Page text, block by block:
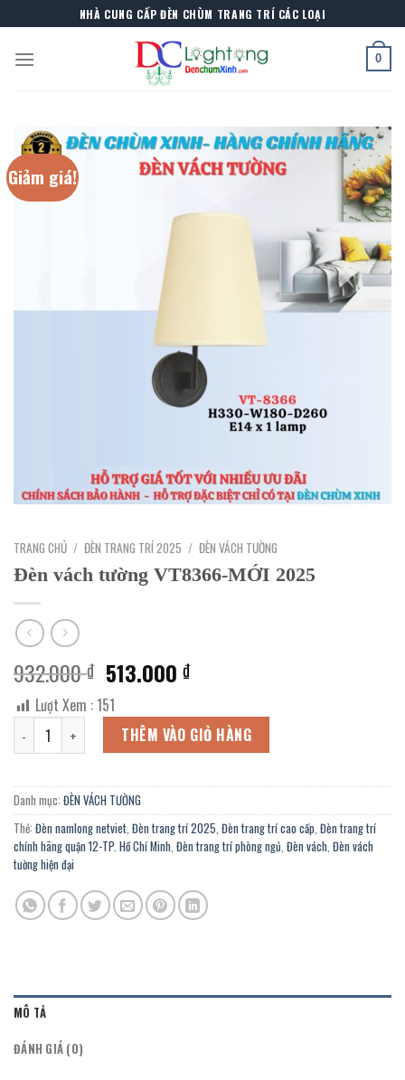
to
content
NHÀ CUNG CẤP ĐÈN CHÙM TRANG TRÍ CÁC LOẠI
0
Giảm giá!
TRANG CHỦ / ĐÈN TRANG TRÍ 2025 / ĐÈN VÁCH TƯỜNG
Đèn vách tường VT8366-MỚI 2025
932.000₫ Giá
gốc
là:
932.000 ₫.
513.000₫Giá
tại
là:
513.000 ₫.
Lượt Xem :151
Đèn vách tường VT8366-MỚI 2025 số lượng
THÊM VÀO GIỎ HÀNG
Danh mục: ĐÈN VÁCH TƯỜNG
Thẻ: Đèn namlong netviet, Đèn trang trí 2025, Đèn trang trí cao cấp, Đèn trang trí
chính hãng quận 12-TP. Hồ Chí Minh, Đèn trang trí phòng ngủ, Đèn vách, Đèn vách
tường hiện đại
MÔ TẢ
ĐÁNH GIÁ (0)